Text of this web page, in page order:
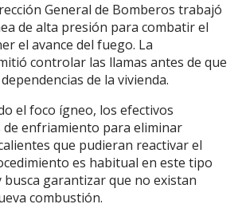
General de Bomberos trabajó
de alta presión para combatir el
el avance del fuego. La
controlar las llamas antes de que
de la vivienda.
el foco ígneo, los efectivos
enfriamiento para eliminar
que pudieran reactivar el
es habitual en este tipo
busca garantizar que no existan
combustión.